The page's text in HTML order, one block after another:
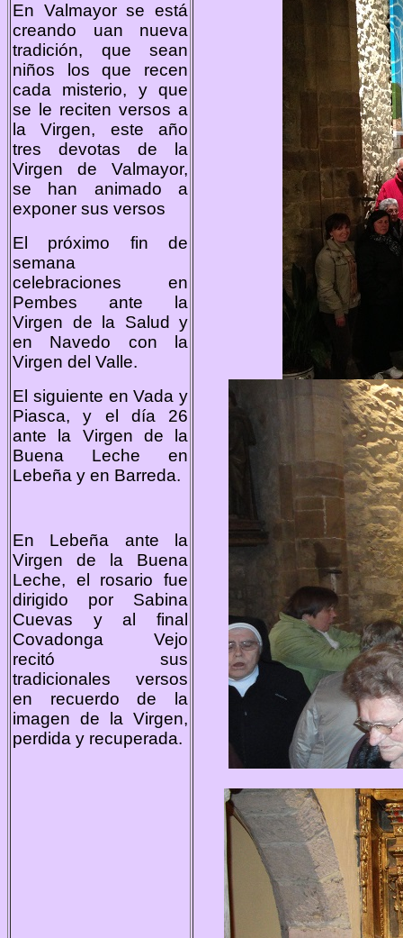
En Valmayor se está
creando uan nueva
tradición, que sean
niños los que recen
cada misterio, y que
se le reciten versos a
la Virgen, este año
tres devotas de la
Virgen de Valmayor,
se han animado a
exponer sus versos
El próximo fin de
semana
celebraciones en
Pembes ante la
Virgen de la Salud y
en Navedo con la
Virgen del Valle.
El siguiente en Vada y
Piasca, y el día 26
ante la Virgen de la
Buena Leche en
Lebeña y en Barreda.
En Lebeña ante la
Virgen de la Buena
Leche, el rosario fue
dirigido por Sabina
Cuevas y al final
Covadonga Vejo
recitó sus
tradicionales versos
en recuerdo de la
imagen de la Virgen,
perdida y recuperada.